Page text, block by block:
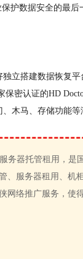
护数据安全的最后
立搭建数据恢复平
密认证的HD
、木马、存储功能
务器托管租用，是
、服务器租用、机
网络推广服务，使